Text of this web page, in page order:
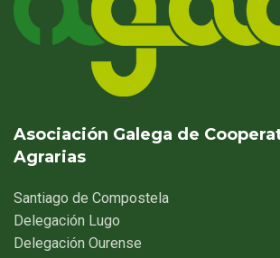
Asociación Galega de
Agrarias
Santiago de Compostela
Delegación Lugo
Delegación Ourense